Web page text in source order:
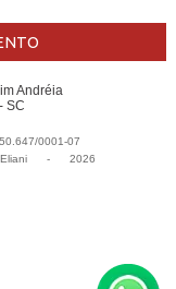
Andréia
SC
0001-07
- 2026